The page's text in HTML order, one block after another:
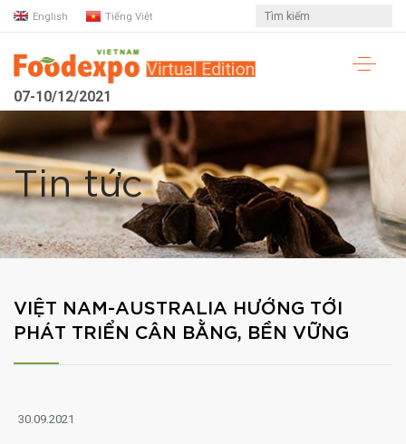
English Tiếng Việt
07-10/12/2021
Tin tức
VIỆT NAM-AUSTRALIA HƯỚNG TỚI
PHÁT TRIỂN CÂN BẰNG, BỀN VỮNG
30.09.2021